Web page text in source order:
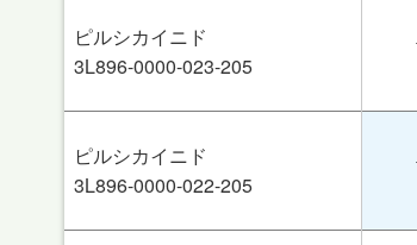
ピルシカイニド
3L896-0000-023-205
ピルシカイニド
3L896-0000-022-205